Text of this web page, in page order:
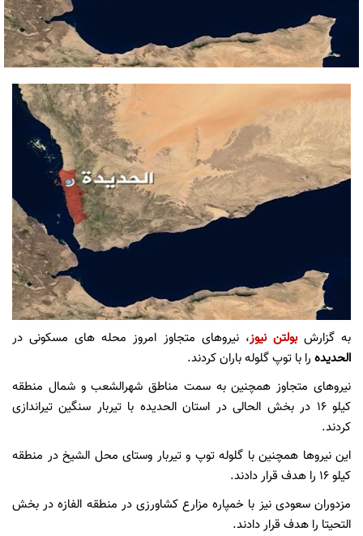
به گزارشبولتن نیوز، نیروهای متجاوز امروز محله های مسکونی در
الحدیده را با توپ گلوله باران کردند.
نیروهای متجاوز همچنین به سمت مناطق شهرالشعب و شمال منطقه
کیلو 16 در بخش الحالی در استان الحدیده با تیربار سنگین تیراندازی
کردند.
این نیروها همچنین با گلوله توپ و تیربار وستای محل الشیخ در منطقه
کیلو 16 را هدف قرار دادند.
مزدوران سعودی نیز با خمپاره مزارع کشاورزی در منطقه الفازه در بخش
التحیتا را هدف قرار دادند.